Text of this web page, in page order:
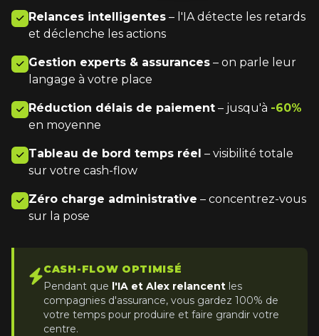
Relances intelligentes – l'IA détecte les retards
et déclenche les actions
Gestion experts & assurances – on parle leur
langage à votre place
Réduction délais de paiement – jusqu'à -60%
en moyenne
Tableau de bord temps réel – visibilité totale
sur votre cash-flow
Zéro charge administrative – concentrez-vous
sur la pose
CASH-FLOW OPTIMISÉ
Pendant que l'IA et Alex relancent les
compagnies d'assurance, vous gardez 100% de
votre temps pour produire et faire grandir votre
centre.